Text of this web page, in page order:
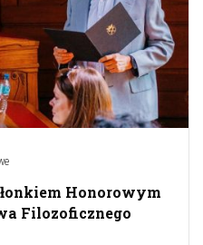
Honorowym
Filozoficznego